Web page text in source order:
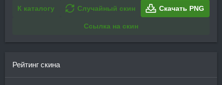
К каталогу Случайный скин Скачать PNG
Ссылка на скин
Рейтинг скина